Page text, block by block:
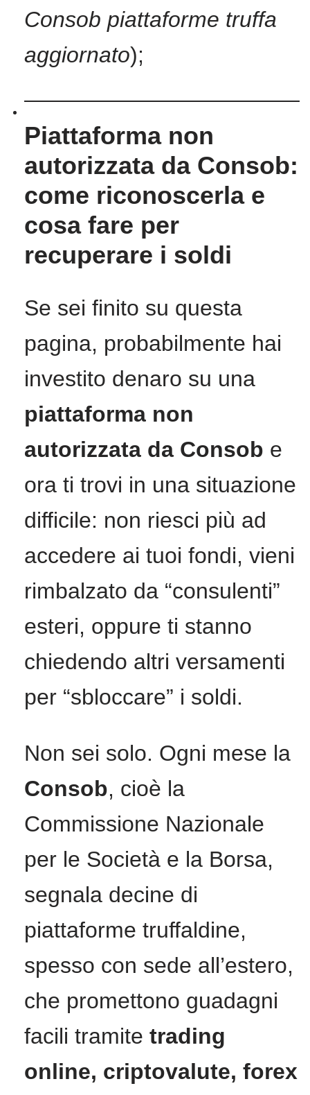
Consob piattaforme truffa
aggiornato);
Piattaforma non
autorizzata da Consob:
come riconoscerla e
cosa fare per
recuperare i soldi
Se sei finito su questa
pagina, probabilmente hai
investito denaro su una
piattaforma non
autorizzata da Consob e
ora ti trovi in una situazione
difficile: non riesci più ad
accedere ai tuoi fondi, vieni
rimbalzato da “consulenti”
esteri, oppure ti stanno
chiedendo altri versamenti
per “sbloccare” i soldi.
Non sei solo. Ogni mese la
Consob, cioè la
Commissione Nazionale
per le Società e la Borsa,
segnala decine di
piattaforme truffaldine,
spesso con sede all’estero,
che promettono guadagni
facili tramite trading
online, criptovalute, forex